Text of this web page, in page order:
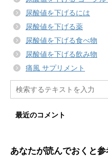
尿酸値を下げるには
尿酸値を下げる薬
尿酸値を下げる食べ物
尿酸値を下げる飲み物
痛風 サプリメント
最近のコメント
あなたが読んでおくと